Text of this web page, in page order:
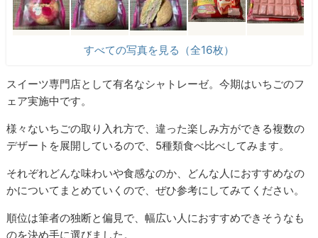
すべての写真を見る（全16枚）
スイーツ専門店として有名なシャトレーゼ。今期はいちごのフ
ェア実施中です。
様々ないちごの取り入れ方で、違った楽しみ方ができる複数の
デザートを展開しているので、5種類食べ比べしてみます。
それぞれどんな味わいや食感なのか、どんな人におすすめなの
かについてまとめていくので、ぜひ参考にしてみてください。
順位は筆者の独断と偏見で、幅広い人におすすめできそうなも
のを決め手に選びました。